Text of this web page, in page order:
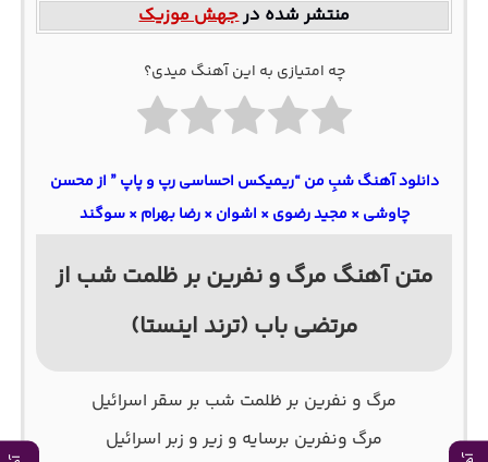
منتشر شده درجهش موزیک
چه امتیازی به این آهنگ میدی؟
دانلود آهنگ شبِ من “ریمیکس احساسی رپ و پاپ ” از محسن
چاوشی × مجید رضوی × اشوان × رضا بهرام × سوگند
متن آهنگ مرگ و نفرین بر ظلمت شب از
مرتضی باب (ترند اینستا)
مرگ و نفرین بر ظلمت شب بر سقر اسرائیل
مرگ ونفرين برسايه و زير و زبر اسرائيل